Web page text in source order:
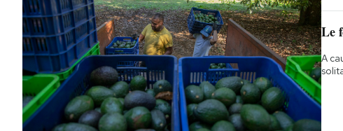
Le
A